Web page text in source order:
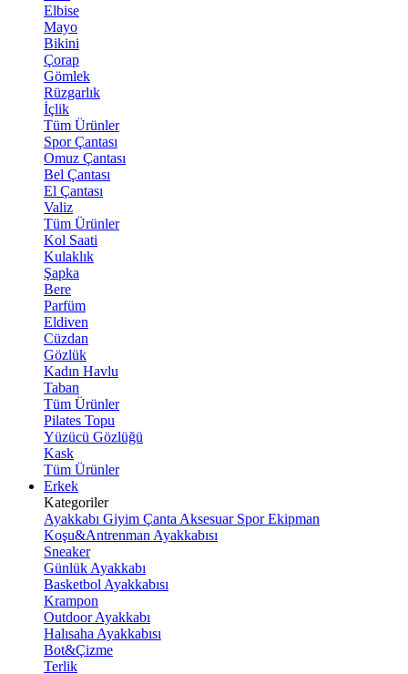
Elbise
Mayo
Bikini
Çorap
Gömlek
Rüzgarlık
İçlik
Tüm Ürünler
Spor Çantası
Omuz Çantası
Bel Çantası
El Çantası
Valiz
Tüm Ürünler
Kol Saati
Kulaklık
Şapka
Bere
Parfüm
Eldiven
Cüzdan
Gözlük
Kadın Havlu
Taban
Tüm Ürünler
Pilates Topu
Yüzücü Gözlüğü
Kask
Tüm Ürünler
Erkek
Kategoriler
Ayakkabı Giyim Çanta Aksesuar Spor Ekipman
Koşu&Antrenman Ayakkabısı
Sneaker
Günlük Ayakkabı
Basketbol Ayakkabısı
Krampon
Outdoor Ayakkabı
Halısaha Ayakkabısı
Bot&Çizme
Terlik